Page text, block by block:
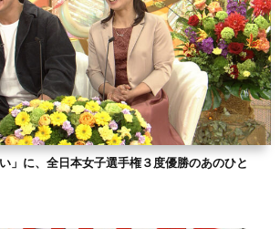
」に、全日本女子選手権３度優勝のあのひと